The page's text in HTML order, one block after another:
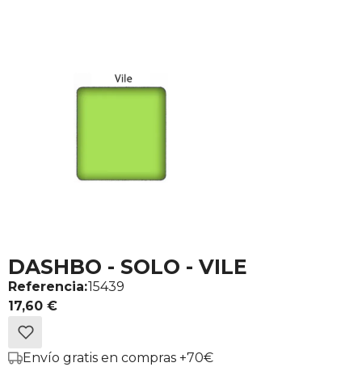
DASHBO - SOLO - VILE
Referencia:15439
17,60 €
Envío gratis en compras +70€